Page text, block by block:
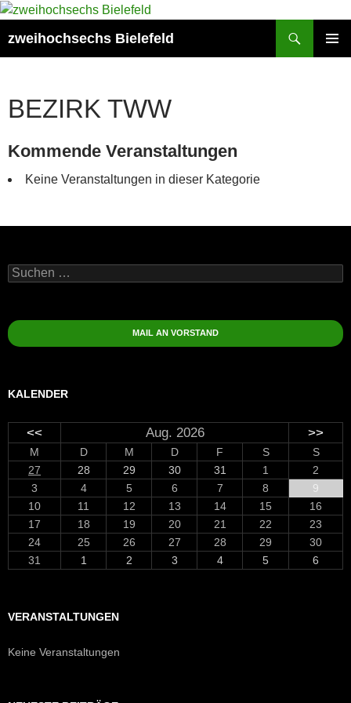
Zum
springen
zweihochsechs Bielefeld
BEZIRK TWW
Kommende Veranstaltungen
Keine Veranstaltungen in dieser Kategorie
Suchen
nach:
MAIL AN VORSTAND
KALENDER
<< Aug. 2026 >>
M D M D F S
S
27
28 29 30 31 1
2
3
4 5 6 7 8
9
10
11 12 13 14 15
16
17
18 19 20 21 22
23
24
25 26 27 28 29
30
31
1 2 3 4 5 6
VERANSTALTUNGEN
Keine Veranstaltungen